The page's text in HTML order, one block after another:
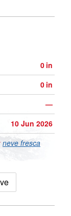
0 in
0 in
—
10 Jun 2026
neve fresca